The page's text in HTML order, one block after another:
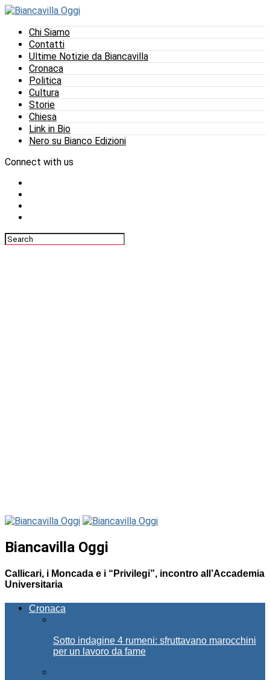
Chi Siamo
Contatti
Ultime Notizie da Biancavilla
Cronaca
Politica
Cultura
Storie
Chiesa
Link in Bio
Nero su Bianco Edizioni
Connect with us
Biancavilla Oggi
Callicari, i Moncada e i “Privilegi”, incontro all’Accademia
Universitaria
Cronaca
Sotto indagine 4 rumeni: sfruttavano marocchini
per un lavoro da fame